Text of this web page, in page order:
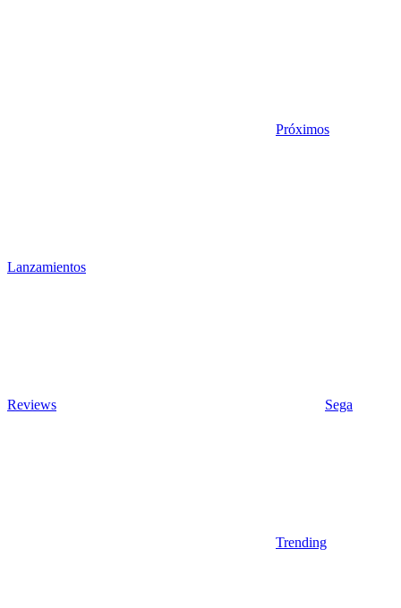
Próximos
Lanzamientos
Reviews Sega
Trending